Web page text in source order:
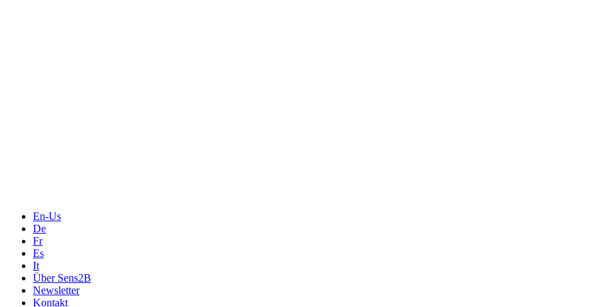
En-Us
De
Fr
Es
It
Über Sens2B
Newsletter
Kontakt